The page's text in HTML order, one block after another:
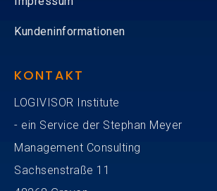
Kundeninformationen
KONTAKT
LOGIVISOR Institute
- ein Service der Stephan Meyer
Management Consulting
Sachsenstraße 11